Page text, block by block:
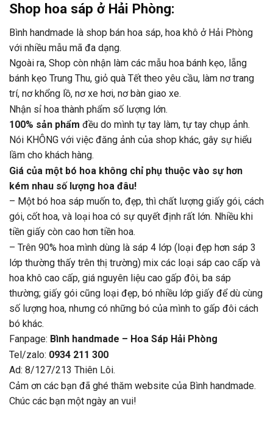
Shop hoa sáp ở Hải Phòng:
Bình handmade là shop bán hoa sáp, hoa khô ở Hải Phòng
với nhiều mẫu mã đa dạng.
Ngoài ra, Shop còn nhận làm các mẫu hoa bánh kẹo, lẵng
bánh kẹo Trung Thu, giỏ quà Tết theo yêu cầu, làm nơ trang
trí, nơ khổng lồ, nơ xe hơi, nơ bàn giao xe.
Nhận sỉ hoa thành phẩm số lượng lớn.
100% sản phẩm đều do mình tự tay làm, tự tay chụp ảnh.
Nói KHÔNG với việc đăng ảnh của shop khác, gây sự hiểu
lầm cho khách hàng.
Giá của một bó hoa không chỉ phụ thuộc vào sự hơn
kém nhau số lượng hoa đâu!
– Một bó hoa sáp muốn to, đẹp, thì chất lượng giấy gói, cách
gói, cốt hoa, và loại hoa có sự quyết định rất lớn. Nhiều khi
tiền giấy còn cao hơn tiền hoa.
– Trên 90% hoa mình dùng là sáp 4 lớp (loại đẹp hơn sáp 3
lớp thường thấy trên thị trường) mix các loại sáp cao cấp và
hoa khô cao cấp, giá nguyên liệu cao gấp đôi, ba sáp
thường; giấy gói cũng loại đẹp, bó nhiều lớp giấy để dù cùng
số lượng hoa, nhưng có những bó của mình to gấp đôi cách
bó khác.
Fanpage: Bình handmade – Hoa Sáp Hải Phòng
Tel/zalo: 0934 211 300
Ad: 8/127/213 Thiên Lôi.
Cảm ơn các bạn đã ghé thăm website của Bình handmade.
Chúc các bạn một ngày an vui!